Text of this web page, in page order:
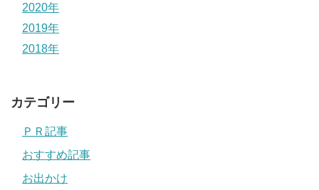
2020年
2019年
2018年
カテゴリー
ＰＲ記事
おすすめ記事
お出かけ